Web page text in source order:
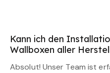
Kann ich den
Wallboxen aller
Absolut! Unser Team ist